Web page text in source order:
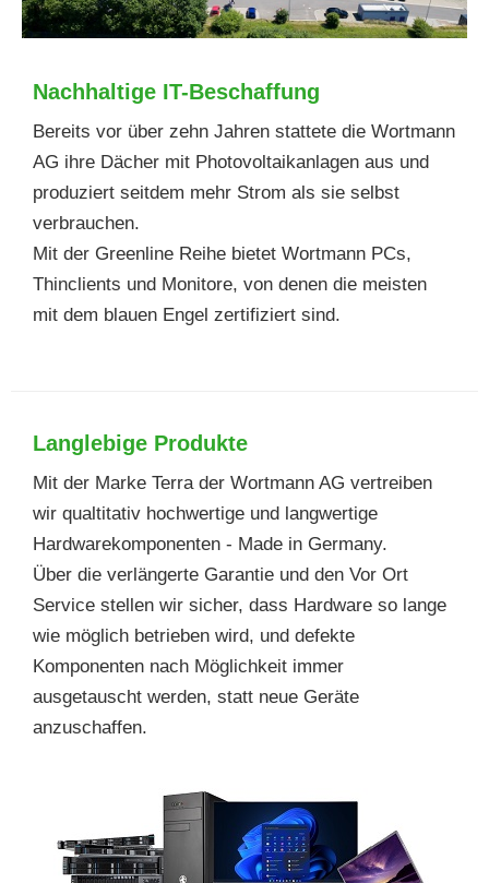
Nachhaltige IT-Beschaffung
Bereits vor über zehn Jahren stattete die Wortmann
AG ihre Dächer mit Photovoltaikanlagen aus und
produziert seitdem mehr Strom als sie selbst
verbrauchen.
Mit der Greenline Reihe bietet Wortmann PCs,
Thinclients und Monitore, von denen die meisten
mit dem blauen Engel zertifiziert sind.
Langlebige Produkte
Mit der Marke Terra der Wortmann AG vertreiben
wir qualtitativ hochwertige und langwertige
Hardwarekomponenten - Made in Germany.
Über die verlängerte Garantie und den Vor Ort
Service stellen wir sicher, dass Hardware so lange
wie möglich betrieben wird, und defekte
Komponenten nach Möglichkeit immer
ausgetauscht werden, statt neue Geräte
anzuschaffen.